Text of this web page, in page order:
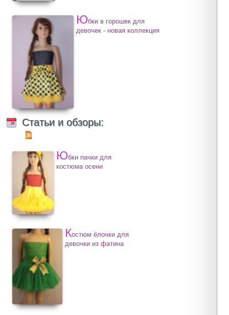
Юбки в горошек для
девочек - новая коллекция
Статьи и обзоры:
Юбки пачки для
костюма осени
Костюм ёлочки для
девочки из фатина